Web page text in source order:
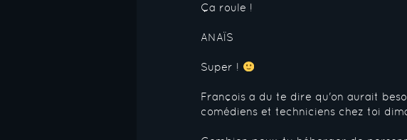
Ça roule !
ANAÏS
Super !
François a du te dire qu'on aurait
comédiens et techniciens chez toi